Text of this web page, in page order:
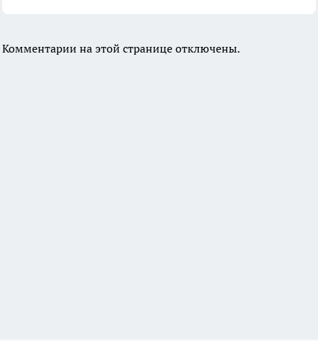
Комментарии на этой странице отключены.